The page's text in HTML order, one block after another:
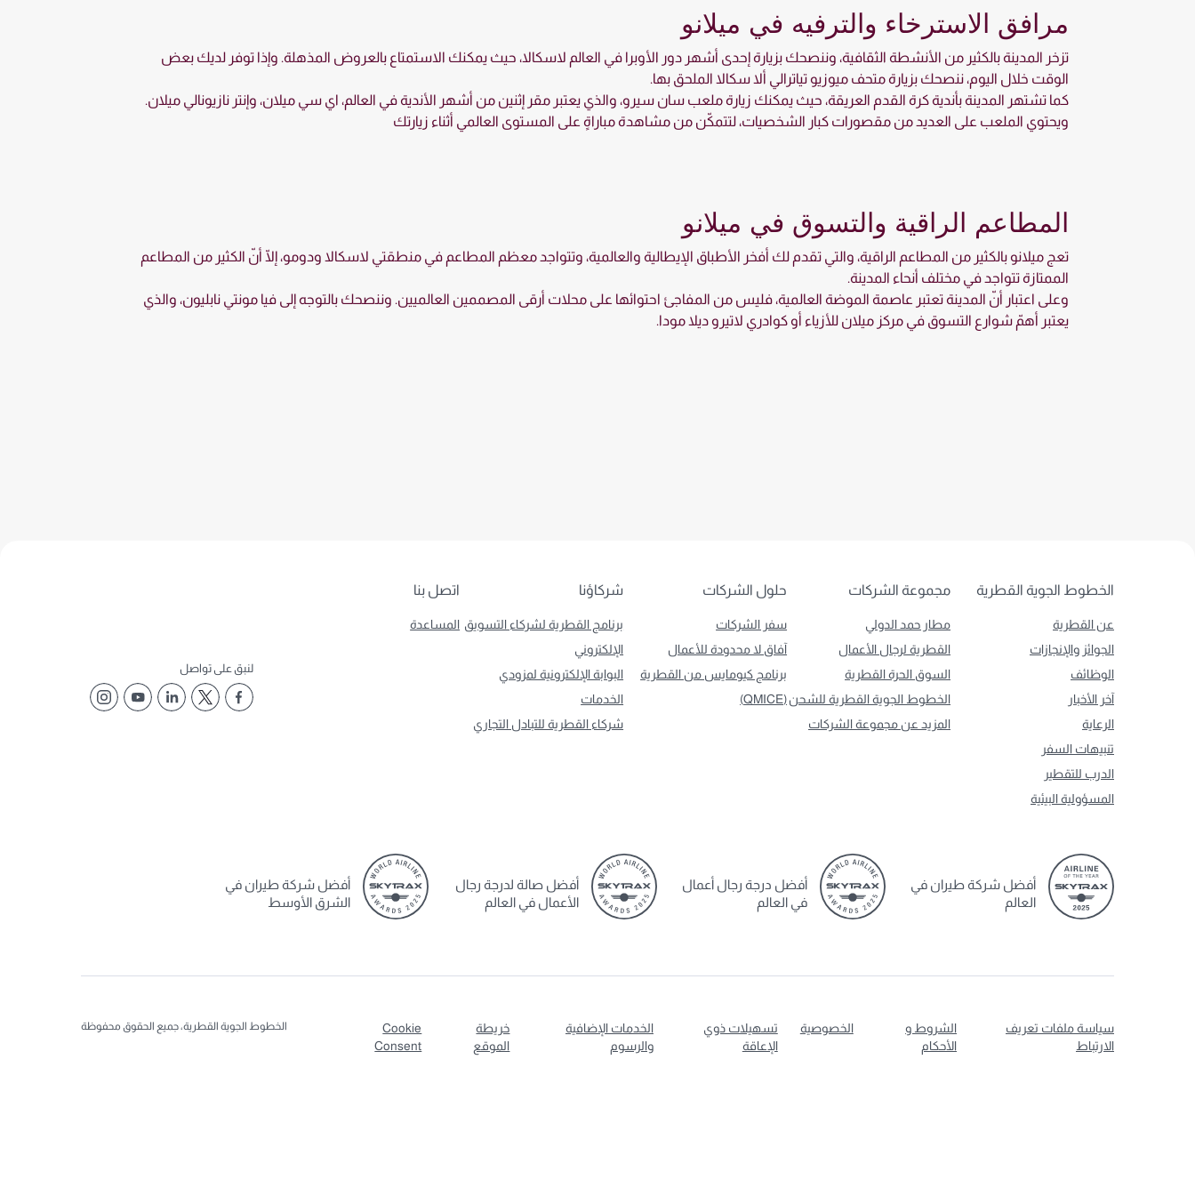
مرافق الاسترخاء والترفيه في ميلانو
تزخر المدينة بالكثير من الأنشطة الثقافية، وننصحك بزيارة إحدى أشهر دور الأوبرا في العالم لاسكالا، حيث يمكنك الاستمتاع بالعروض المذهلة. وإذا توفر لديك بعض
الوقت خلال اليوم، ننصحك بزيارة متحف ميوزيو تياترالي ألا سكالا الملحق بها.
كما تشتهر المدينة بأندية كرة القدم العريقة، حيث يمكنك زيارة ملعب سان سيرو، والذي يعتبر مقر إثنين من أشهر الأندية في العالم، اي سي ميلان، وإنتر نازيونالي ميلان.
ويحتوي الملعب على العديد من مقصورات كبار الشخصيات، لتتمكّن من مشاهدة مباراةٍ على المستوى العالمي أثناء زيارتك
المطاعم الراقية والتسوق في ميلانو
تعج ميلانو بالكثير من المطاعم الراقية، والتي تقدم لك أفخر الأطباق الإيطالية والعالمية، وتتواجد معظم المطاعم في منطقتي لاسكالا ودومو، إلّا أنّ الكثير من المطاعم
الممتازة تتواجد في مختلف أنحاء المدينة.
وعلى اعتبار أنّ المدينة تعتبر عاصمة الموضة العالمية، فليس من المفاجئ احتوائها على محلات أرقى المصممين العالميين. وننصحك بالتوجه إلى فيا مونتي نابليون، والذي
يعتبر أهمّ شوارع التسوق في مركز ميلان للأزياء أو كوادري لاتيرو ديلا مودا.
الخطوط الجوية القطرية مجموعة الشركات حلول الشركات شركاؤنا اتصل بنا
عن القطرية
الجوائز والإنجازات
الوظائف
آخر الأخبار
الرعاية
تنبيهات السفر
الدرب للتقطير
المسؤولية البيئية
مطار حمد الدولي
القطرية لرجال الأعمال
السوق الحرة القطرية
الخطوط الجوية القطرية للشحن
المزيد عن مجموعة الشركات
سفر الشركات
آفاق لا محدودة للأعمال
برنامج كيومايس من القطرية
(QMICE)
برنامج القطرية لشركاء التسويق
الإلكتروني
البوابة الإلكترونية لمزودي
الخدمات
شركاء القطرية للتبادل التجاري
المساعدة
لنبق على تواصل
أفضل شركة طيران في
العالم
أفضل درجة رجال أعمال
في العالم
أفضل صالة لدرجة رجال
الأعمال في العالم
أفضل شركة طيران في
الشرق الأوسط
سياسة ملفات تعريف
الارتباط
الشروط و
الأحكام
الخصوصية
تسهيلات ذوي
الإعاقة
الخدمات الإضافية
والرسوم
خريطة
الموقع
Cookie
Consent
الخطوط الجوية القطرية، جميع الحقوق محفوظة